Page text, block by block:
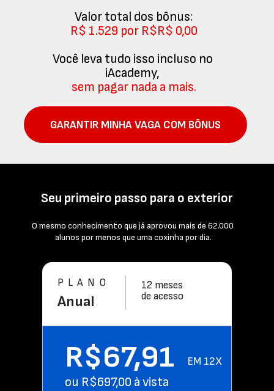
Valor total dos bônus:
R$ 1.529 por R$R$ 0,00
Você leva tudo isso incluso no
iAcademy,
sem pagar nada a mais.
GARANTIR MINHA VAGA COM BÔNUS
Seu primeiro passo para o exterior
O mesmo conhecimento que já aprovou mais de 62.000
alunos por menos que uma coxinha por dia.
PLANO
12 meses
de acesso
Anual
R$67,91 EM 12X
ou R$697,00 à vista